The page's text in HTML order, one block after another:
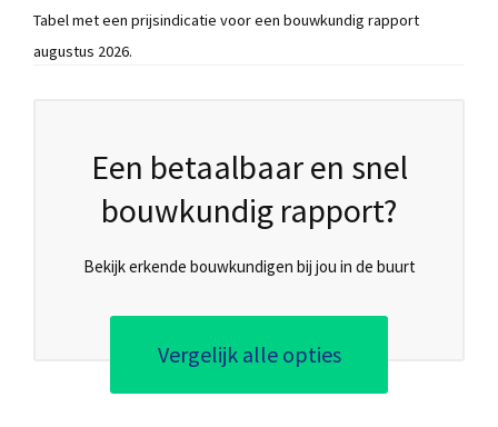
Tabel met een prijsindicatie voor een bouwkundig rapport
augustus 2026.
Een betaalbaar en snel
bouwkundig rapport?
Bekijk erkende bouwkundigen bij jou in de buurt
Vergelijk alle opties